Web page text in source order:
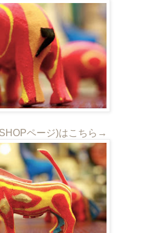
ページ)はこちら→